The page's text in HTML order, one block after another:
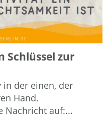
Schlüssel zur
in der einen, der
Hand.
Nachricht auf:...